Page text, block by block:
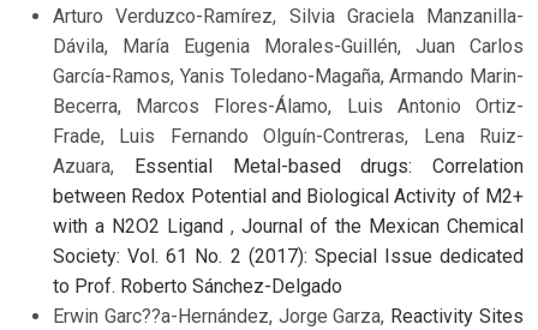
Arturo Verduzco-Ramírez, Silvia Graciela Manzanilla-
Dávila, María Eugenia Morales-Guillén, Juan Carlos
García-Ramos, Yanis Toledano-Magaña, Armando Marin-
Becerra, Marcos Flores-Álamo, Luis Antonio Ortiz-
Frade, Luis Fernando Olguín-Contreras, Lena Ruiz-
Azuara,
Essential Metal-based drugs: Correlation
between Redox Potential and Biological Activity of M2+
with a N2O2 Ligand , Journal of the Mexican Chemical
Society: Vol. 61 No. 2 (2017): Special Issue dedicated
to Prof. Roberto Sánchez-Delgado
Erwin Garc??a-Hernández, Jorge Garza, Reactivity Sites